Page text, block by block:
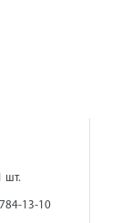
шт.
13-10